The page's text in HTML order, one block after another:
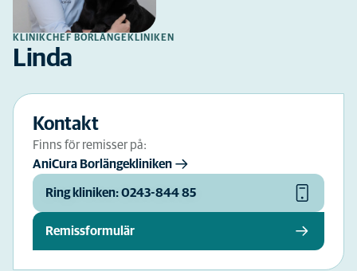
KLINIKCHEF BORLÄNGEKLINIKEN
Linda
Kontakt
Finns för remisser på:
AniCura Borlängekliniken
Ring kliniken: 0243-844 85
Remissformulär